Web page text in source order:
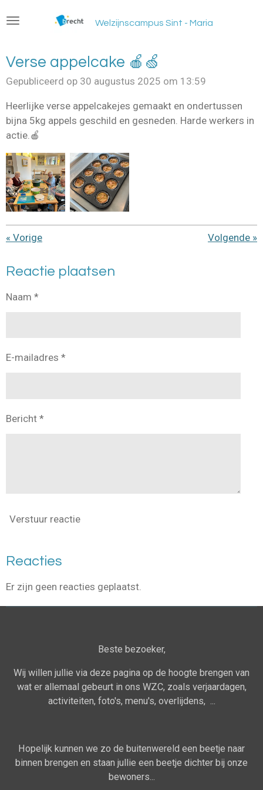
direct
de
hoofdinhoud
Welzijnscampus Sint - Maria
Verse appelcake 🍎🍏
Gepubliceerd op 30 augustus 2025 om 13:59
Heerlijke verse appelcakejes gemaakt en ondertussen
bijna 5kg appels geschild en gesneden. Harde werkers in
actie.🍎
« Vorige Volgende »
Reactie plaatsen
Naam *
E-mailadres *
Bericht *
Verstuur reactie
Reacties
Er zijn geen reacties geplaatst.
Beste bezoeker,
Wij willen jullie via deze pagina op de hoogte brengen van
wat er allemaal gebeurt in ons WZC, zoals verjaardagen,
activiteiten, foto's, menu's, overlijdens, ...
Hopelijk kunnen we zo de buitenwereld een beetje naar
binnen brengen en staan jullie een beetje dichter bij onze
bewoners...